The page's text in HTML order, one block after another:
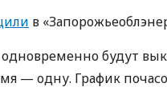
в
одновременно будут
— одну. График